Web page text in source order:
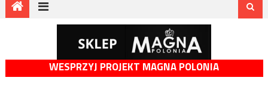
WESPRZYJ PROJEKT MAGNA POLONIA